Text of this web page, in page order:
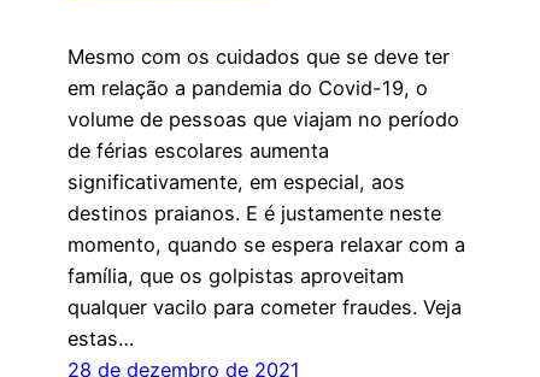
Mesmo com os cuidados que se deve ter
em relação a pandemia do Covid-19, o
volume de pessoas que viajam no período
de férias escolares aumenta
significativamente, em especial, aos
destinos praianos. E é justamente neste
momento, quando se espera relaxar com a
família, que os golpistas aproveitam
qualquer vacilo para cometer fraudes. Veja
estas…
28 de dezembro de 2021